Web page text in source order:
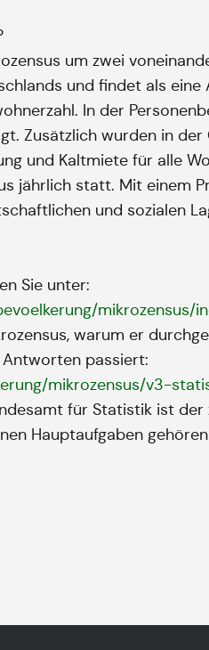
um zwei
und findet als
In der
Zusätzlich wurden in
und Kaltmiete für alle
jährlich statt. Mit einem
und sozialen
Sie unter:
mikrozensus/
warum er
passiert:
mikrozensus/v3-
für Statistik ist
Hauptaufgaben